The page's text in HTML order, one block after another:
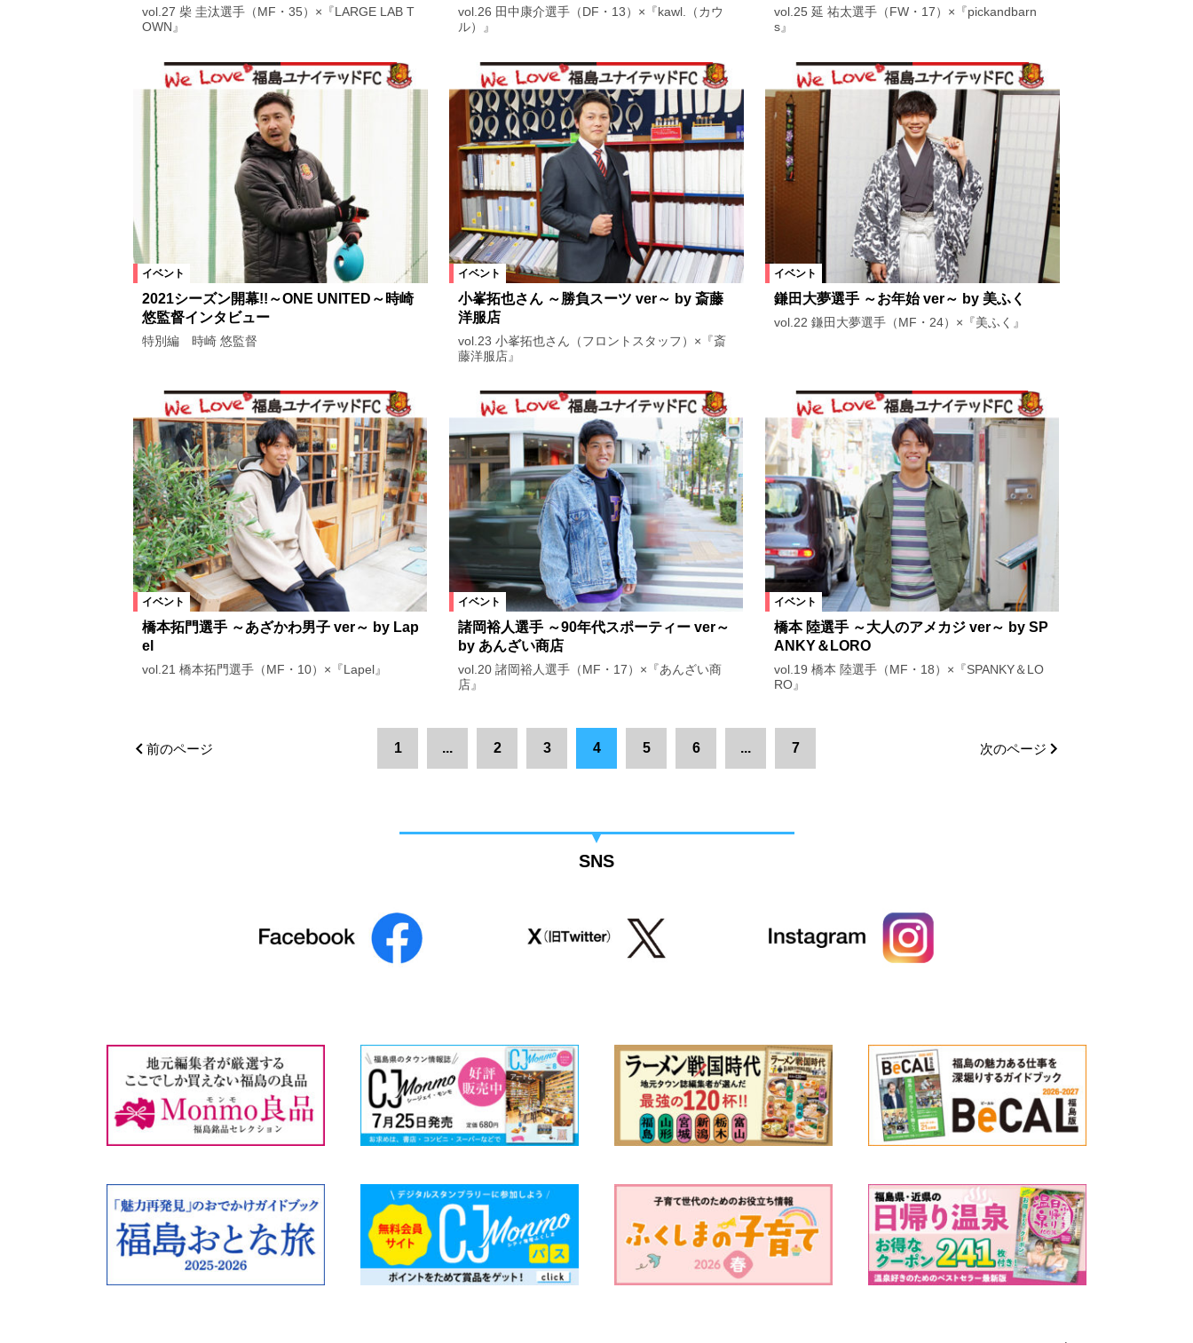
vol.27 柴 圭汰選手（MF・35）×『LARGE LAB T
OWN』
vol.26 田中康介選手（DF・13）×『kawl.（カウ
ル）』
vol.25 延 祐太選手（FW・17）×『pickandbarn
s』
イベント
2021シーズン開幕!!～ONE UNITED～時崎
悠監督インタビュー
特別編 時崎 悠監督
イベント
小峯拓也さん ～勝負スーツ ver～ by 斎藤
洋服店
vol.23 小峯拓也さん（フロントスタッフ）×『斎
藤洋服店』
イベント
鎌田大夢選手 ～お年始 ver～ by 美ふく
vol.22 鎌田大夢選手（MF・24）×『美ふく』
イベント
橋本拓門選手 ～あざかわ男子 ver～ by Lap
el
vol.21 橋本拓門選手（MF・10）×『Lapel』
イベント
諸岡裕人選手 ～90年代スポーティー ver～
by あんざい商店
vol.20 諸岡裕人選手（MF・17）×『あんざい商
店』
イベント
橋本 陸選手 ～大人のアメカジ ver～ by SP
ANKY＆LORO
vol.19 橋本 陸選手（MF・18）×『SPANKY＆LO
RO』
前のページ 1 ... 2 3 4 5 6 ... 7 次のページ
SNS